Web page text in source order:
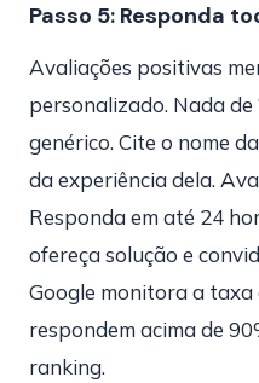
Passo 5: Responda
Avaliações positivas
personalizado. Nada
genérico. Cite o nome
da experiência dela.
Responda em até 24
ofereça solução e
Google monitora a taxa
respondem acima de
ranking.